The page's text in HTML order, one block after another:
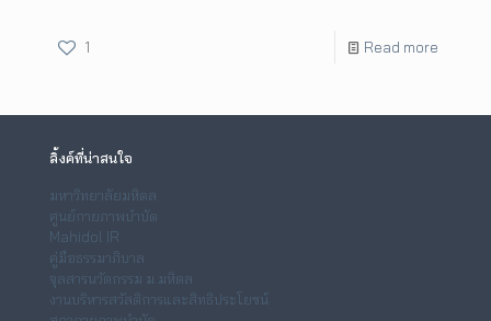
1 Read more
ลิ้งค์ที่น่าสนใจ
มหาวิทยาลัยมหิดล
ศูนย์กายภาพบำบัด
Mahidol IR
คู่มือธรรมาภิบาล
จุลสารนวัตกรรม ม.มหิดล
งานบริหารสวัสดิการและสิทธิประโยชน์